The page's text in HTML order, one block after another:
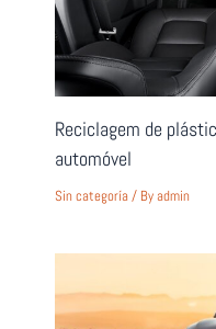
Reciclagem de
automóvel
Sin categoría/ Byadmin